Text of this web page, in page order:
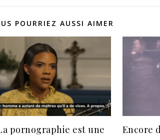
POURRIEZ AUSSI AIMER
pornographie est une
Encore